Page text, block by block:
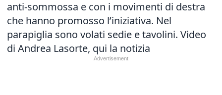
anti-sommossa e con i movimenti di destra
che hanno promosso l’iniziativa. Nel
parapiglia sono volati sedie e tavolini. Video
di Andrea Lasorte, qui la notizia